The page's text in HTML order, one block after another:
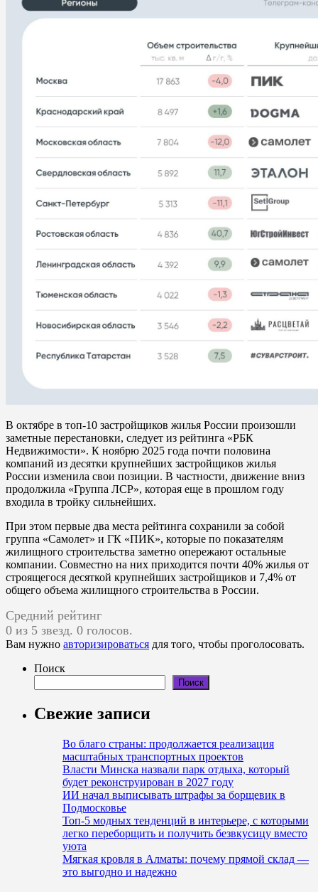
В октябре в топ-10 застройщиков жилья России произошли
заметные перестановки, следует из рейтинга «РБК
Недвижимости». К ноябрю 2025 года почти половина
компаний из десятки крупнейших застройщиков жилья
России изменила свои позиции. В частности, движение вниз
продолжила «Группа ЛСР», которая еще в прошлом году
входила в тройку сильнейших.
При этом первые два места рейтинга сохранили за собой
группа «Самолет» и ГК «ПИК», которые по показателям
жилищного строительства заметно опережают остальные
компании. Совместно на них приходится почти 40% жилья от
строящегося десяткой крупнейших застройщиков и 7,4% от
общего объема жилищного строительства в России.
Средний рейтинг
0 из 5 звезд. 0 голосов.
Вам нужно авторизироваться для того, чтобы проголосовать.
Поиск
Поиск
Свежие записи
Во благо страны: продолжается реализация
масштабных транспортных проектов
Власти Минска назвали парк отдыха, который
будет реконструирован в 2027 году
ИИ начал выписывать штрафы за борщевик в
Подмосковье
Топ-5 модных тенденций в интерьере, с которыми
легко переборщить и получить безвкусицу вместо
уюта
Мягкая кровля в Алматы: почему прямой склад —
это выгодно и надежно